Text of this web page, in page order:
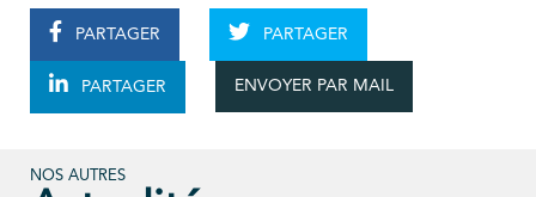
PARTAGER PARTAGER
PARTAGER ENVOYER PAR MAIL
NOS AUTRES